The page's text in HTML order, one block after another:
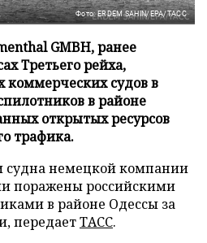
Фото: ERDEM SAHIN/EPA/ТАСС
GMBH, ранее
Третьего рейха,
коммерческих судов в
в районе
открытых ресурсов
трафика.
немецкой компании
поражены российскими
в районе Одессы за
передаетТАСС.